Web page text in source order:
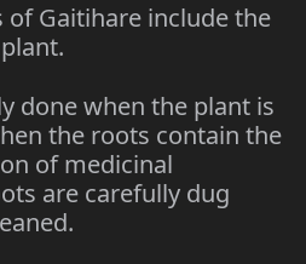
of Gaitihare include the
done when the plant is
the roots contain the
of medicinal
are carefully dug